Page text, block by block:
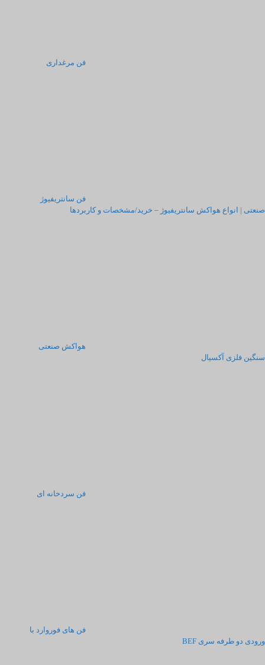
فن مرغداری
فن سانتریفیوژ
صنعتی | انواع هواکش سانتریفیوژ – خرید/مشخصات و کاربردها
هواکش صنعتی
سنگین فلزی آکسیال
فن سردخانه ای
فن های فوروارد با
ورودی دو طرفه سری BEF